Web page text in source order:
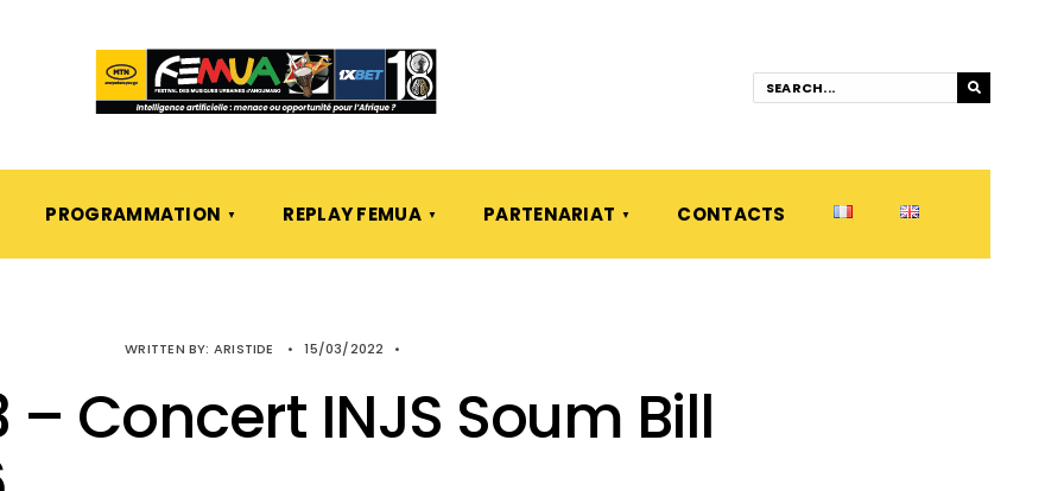
PROGRAMMATION REPLAY FEMUA PARTENARIAT CONTACTS
WRITTEN BY: ARISTIDE • 15/03/2022 •
– Concert INJS Soum Bill